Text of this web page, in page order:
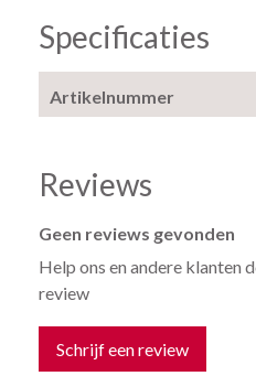
Specificaties
Artikelnummer
Reviews
Geen reviews gevonden
Help ons en andere klanten
review
Schrijf een review